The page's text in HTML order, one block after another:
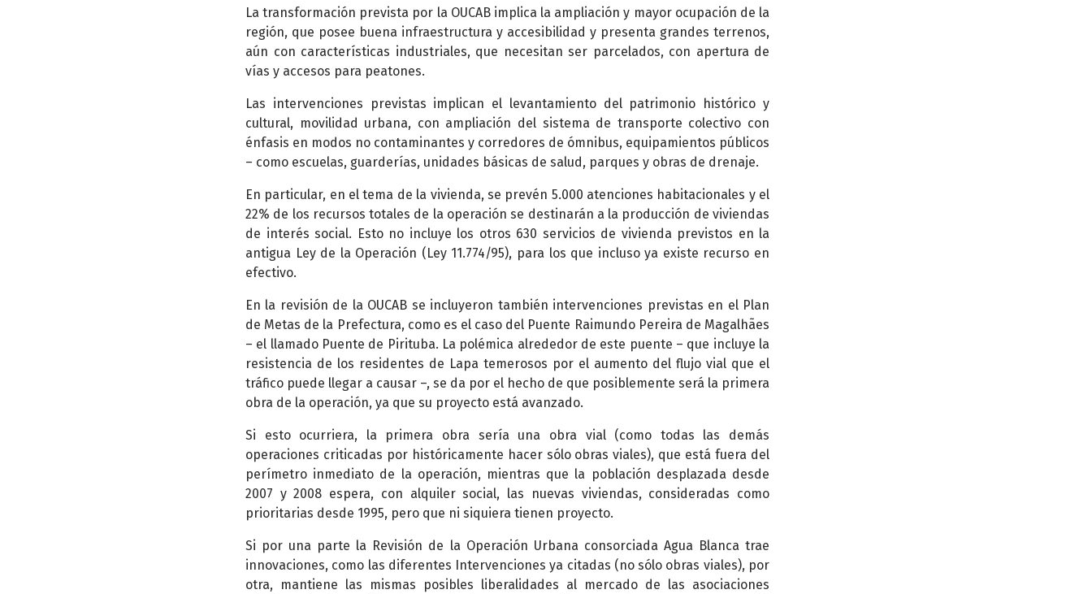
La transformación prevista por la OUCAB implica la ampliación y mayor ocupación de la
región, que posee buena infraestructura y accesibilidad y presenta grandes terrenos,
aún con características industriales, que necesitan ser parcelados, con apertura de
vías y accesos para peatones.
Las intervenciones previstas implican el levantamiento del patrimonio histórico y
cultural, movilidad urbana, con ampliación del sistema de transporte colectivo con
énfasis en modos no contaminantes y corredores de ómnibus, equipamientos públicos
– como escuelas, guarderías, unidades básicas de salud, parques y obras de drenaje.
En particular, en el tema de la vivienda, se prevén 5.000 atenciones habitacionales y el
22% de los recursos totales de la operación se destinarán a la producción de viviendas
de interés social. Esto no incluye los otros 630 servicios de vivienda previstos en la
antigua Ley de la Operación (Ley 11.774/95), para los que incluso ya existe recurso en
efectivo.
En la revisión de la OUCAB se incluyeron también intervenciones previstas en el Plan
de Metas de la Prefectura, como es el caso del Puente Raimundo Pereira de Magalhães
– el llamado Puente de Pirituba. La polémica alrededor de este puente – que incluye la
resistencia de los residentes de Lapa temerosos por el aumento del flujo vial que el
tráfico puede llegar a causar –, se da por el hecho de que posiblemente será la primera
obra de la operación, ya que su proyecto está avanzado.
Si esto ocurriera, la primera obra sería una obra vial (como todas las demás
operaciones criticadas por históricamente hacer sólo obras viales), que está fuera del
perímetro inmediato de la operación, mientras que la población desplazada desde
2007 y 2008 espera, con alquiler social, las nuevas viviendas, consideradas como
prioritarias desde 1995, pero que ni siquiera tienen proyecto.
Si por una parte la Revisión de la Operación Urbana consorciada Agua Blanca trae
innovaciones, como las diferentes Intervenciones ya citadas (no sólo obras viales), por
otra, mantiene las mismas posibles liberalidades al mercado de las asociaciones